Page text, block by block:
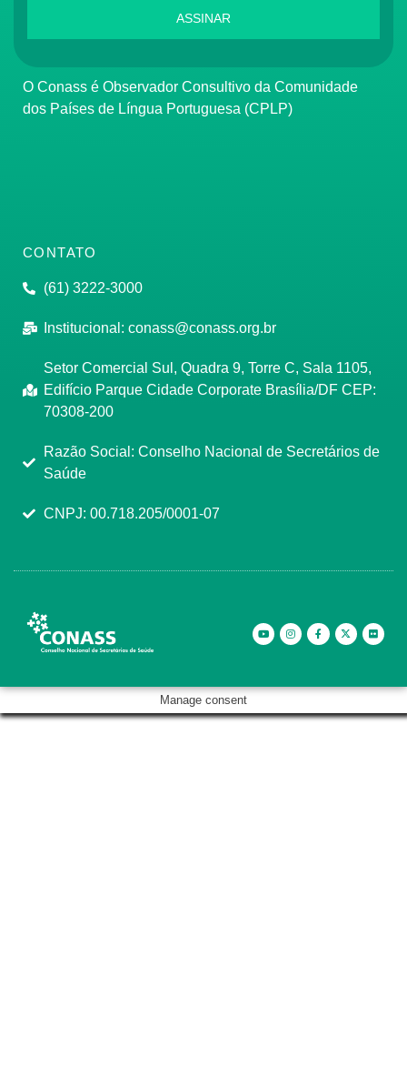
ASSINAR
O Conass é Observador Consultivo da Comunidade
dos Países de Língua Portuguesa (CPLP)
CONTATO
(61) 3222-3000
Institucional: conass@conass.org.br
Setor Comercial Sul, Quadra 9, Torre C, Sala 1105,
Edifício Parque Cidade Corporate Brasília/DF CEP:
70308-200
Razão Social: Conselho Nacional de Secretários de
Saúde
CNPJ: 00.718.205/0001-07
Manage consent